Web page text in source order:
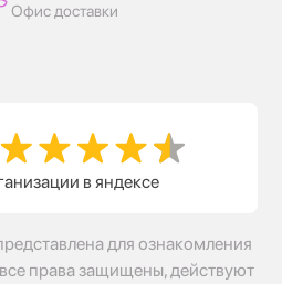
Офис доставки
в яндексе
для ознакомления
права защищены, действуют